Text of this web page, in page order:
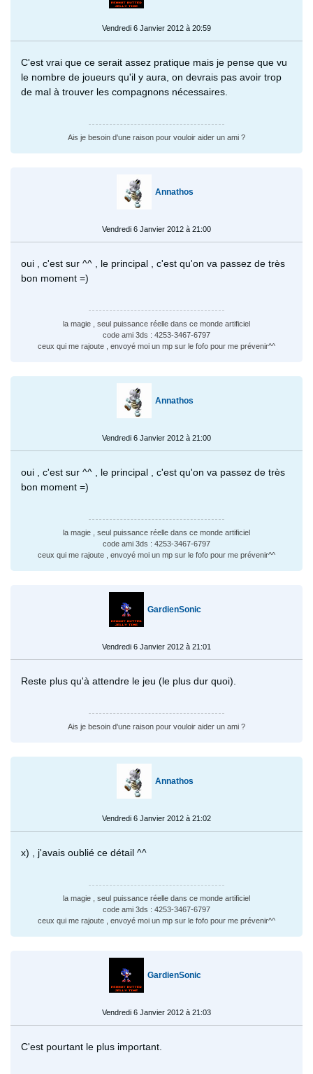
Vendredi 6 Janvier 2012 à 20:59
C'est vrai que ce serait assez pratique mais je pense que vu
le nombre de joueurs qu'il y aura, on devrais pas avoir trop
de mal à trouver les compagnons nécessaires.
Ais je besoin d'une raison pour vouloir aider un ami ?
Annathos
Vendredi 6 Janvier 2012 à 21:00
oui , c'est sur ^^ , le principal , c'est qu'on va passez de très
bon moment =)
la magie , seul puissance réelle dans ce monde artificiel
code ami 3ds : 4253-3467-6797
ceux qui me rajoute , envoyé moi un mp sur le fofo pour me prévenir^^
Annathos
Vendredi 6 Janvier 2012 à 21:00
oui , c'est sur ^^ , le principal , c'est qu'on va passez de très
bon moment =)
la magie , seul puissance réelle dans ce monde artificiel
code ami 3ds : 4253-3467-6797
ceux qui me rajoute , envoyé moi un mp sur le fofo pour me prévenir^^
GardienSonic
Vendredi 6 Janvier 2012 à 21:01
Reste plus qu'à attendre le jeu (le plus dur quoi).
Ais je besoin d'une raison pour vouloir aider un ami ?
Annathos
Vendredi 6 Janvier 2012 à 21:02
x) , j'avais oublié ce détail ^^
la magie , seul puissance réelle dans ce monde artificiel
code ami 3ds : 4253-3467-6797
ceux qui me rajoute , envoyé moi un mp sur le fofo pour me prévenir^^
GardienSonic
Vendredi 6 Janvier 2012 à 21:03
C'est pourtant le plus important.